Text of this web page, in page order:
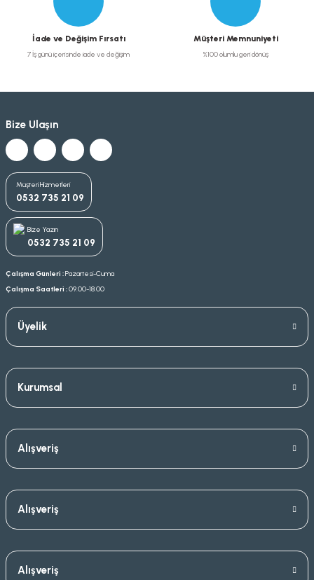
İade ve Değişim Fırsatı
7 İş günü içerisinde iade ve değişim
Müşteri Memnuniyeti
%100 olumlu geri dönüş
Bize Ulaşın
Müşteri Hizmetleri
0532 735 21 09
Bize Yazın
0532 735 21 09
Çalışma Günleri :Pazartesi-Cuma
Çalışma Saatleri :09.00-18.00
Üyelik
Kurumsal
Alışveriş
Alışveriş
Alışveriş